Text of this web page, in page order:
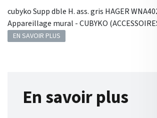
cubyko Supp dble H. ass. gris HAGER
Appareillage mural - CUBYKO
EN SAVOIR PLUS
En savoir plus